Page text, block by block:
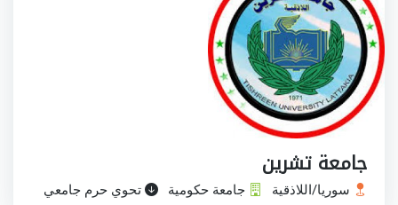
جامعة تشرين
سوريا/اللاذقية جامعة حكومية تحوي حرم جامعي